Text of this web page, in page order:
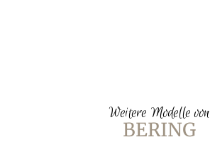
Weitere Modelle von
BERING